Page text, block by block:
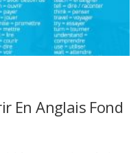
En Anglais Fond